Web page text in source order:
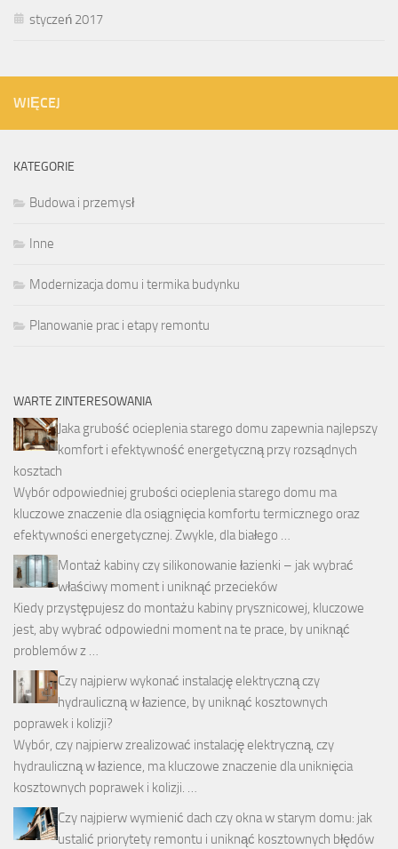
styczeń 2017
WIĘCEJ
KATEGORIE
Budowa i przemysł
Inne
Modernizacja domu i termika budynku
Planowanie prac i etapy remontu
WARTE ZINTERESOWANIA
Jaka grubość ocieplenia starego domu zapewnia najlepszy
komfort i efektywność energetyczną przy rozsądnych
kosztach
Wybór odpowiedniej grubości ocieplenia starego domu ma
kluczowe znaczenie dla osiągnięcia komfortu termicznego oraz
efektywności energetycznej. Zwykle, dla białego …
Montaż kabiny czy silikonowanie łazienki – jak wybrać
właściwy moment i uniknąć przecieków
Kiedy przystępujesz do montażu kabiny prysznicowej, kluczowe
jest, aby wybrać odpowiedni moment na te prace, by uniknąć
problemów z …
Czy najpierw wykonać instalację elektryczną czy
hydrauliczną w łazience, by uniknąć kosztownych
poprawek i kolizji?
Wybór, czy najpierw zrealizować instalację elektryczną, czy
hydrauliczną w łazience, ma kluczowe znaczenie dla uniknięcia
kosztownych poprawek i kolizji. …
Czy najpierw wymienić dach czy okna w starym domu: jak
ustalić priorytety remontu i uniknąć kosztownych błędów